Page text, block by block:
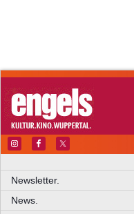
Newsletter.
News.